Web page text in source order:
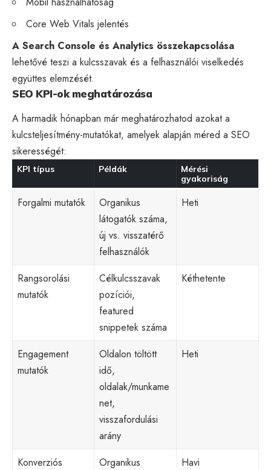
Core Web Vitals jelentés
A Search Console és Analytics összekapcsolása
lehetővé teszi a kulcsszavak és a felhasználói viselkedés
együttes elemzését.
SEO KPI-ok meghatározása
A harmadik hónapban már meghatározhatod azokat a
kulcsteljesítmény-mutatókat, amelyek alapján méred a SEO
sikerességét:
KPI típus Példák
Mérési
gyakoriság
Forgalmi mutatók
Organikus
látogatók száma,
új vs. visszatérő
felhasználók
Heti
Rangsorolási
mutatók
Célkulcsszavak
pozíciói,
featured
snippetek száma
Kéthetente
Engagement
mutatók
Oldalon töltött
idő,
oldalak/munkame
net,
visszafordulási
arány
Heti
Konverziós
Organikus
Havi